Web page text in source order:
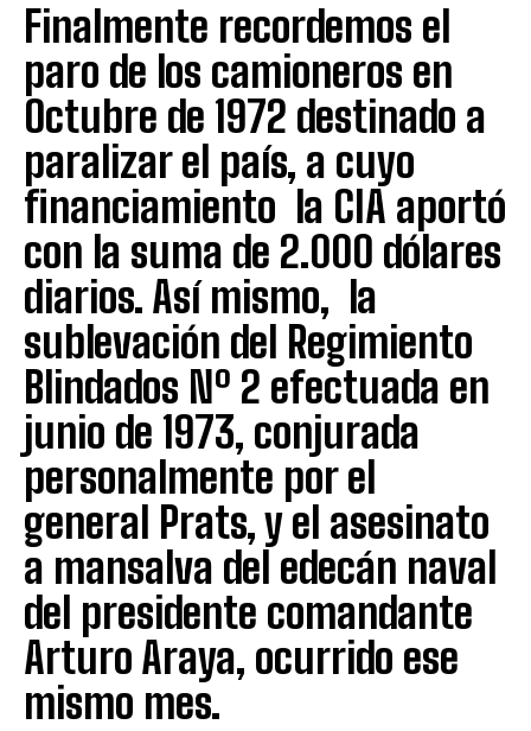
Finalmente recordemos el
paro de los camioneros en
Octubre de 1972 destinado a
paralizar el país, a cuyo
financiamiento la CIA aportó
con la suma de 2.000 dólares
diarios. Así mismo, la
sublevación del Regimiento
Blindados Nº 2 efectuada en
junio de 1973, conjurada
personalmente por el
general Prats, y el asesinato
a mansalva del edecán naval
del presidente comandante
Arturo Araya, ocurrido ese
mismo mes.